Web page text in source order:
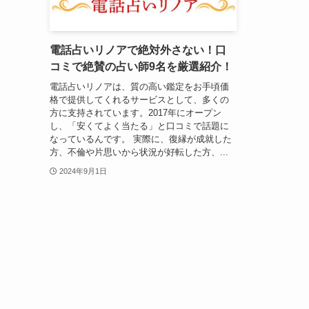
電話占いリノアで絶対外さない！口
コミで絶賛の占い師9名を厳選紹介！
電話占いリノアは、質の高い鑑定をお手頃価
格で提供してくれるサービスとして、多くの
方に支持されています。2017年にオープン
し、「安くてよく当たる」と口コミで話題に
なっているんです。 実際に、復縁が成就した
方、不倫や片思いから状況が好転した方、...
2024年9月1日